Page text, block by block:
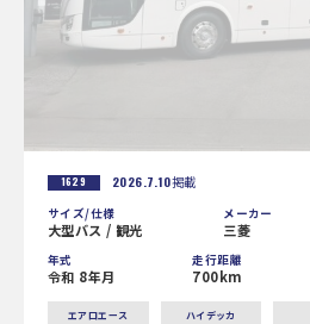
1629 2026.7.10掲載
サイズ/仕様
大型バス / 観光
メーカー
三菱
年式
令和 8年月
走行距離
700km
エアロエース ハイデッカ